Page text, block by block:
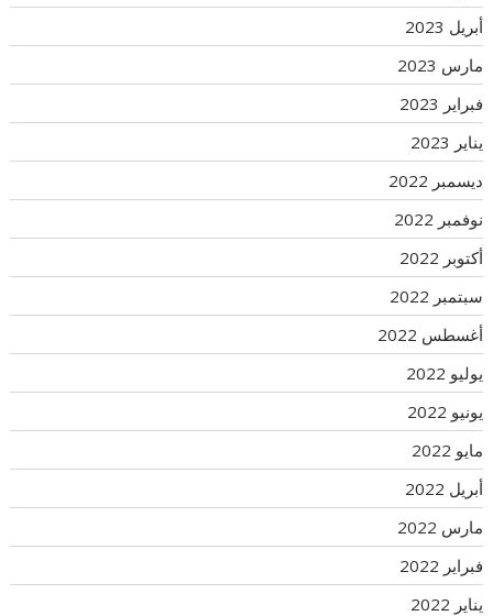
أبريل 2023
مارس 2023
فبراير 2023
يناير 2023
ديسمبر 2022
نوفمبر 2022
أكتوبر 2022
سبتمبر 2022
أغسطس 2022
يوليو 2022
يونيو 2022
مايو 2022
أبريل 2022
مارس 2022
فبراير 2022
يناير 2022